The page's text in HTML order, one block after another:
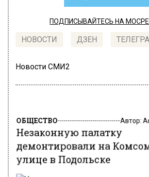
ПОДПИСЫВАЙТЕСЬ НА
НОВОСТИ ДЗЕН
Новости СМИ2
ОБЩЕСТВО Автор:
Незаконную палатку
демонтировали на
улице в Подольске